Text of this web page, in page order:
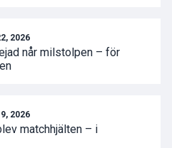
2026
når milstolpen – för
2026
matchhjälten – i